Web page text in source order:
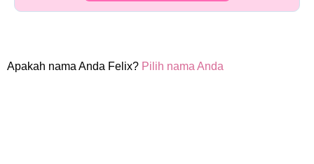
Apakah nama Anda Felix? Pilih nama Anda